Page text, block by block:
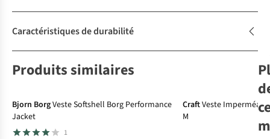
Caractéristiques de durabilité
Produits similaires
Bjorn BorgVeste Softshell Borg Performance
Jacket
1
CraftVeste
M